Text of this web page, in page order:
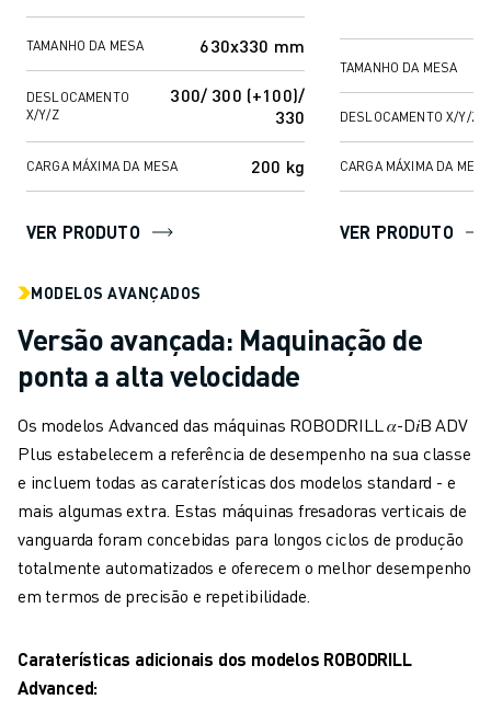
necessidades de i...
TAMANHO DA MESA 630x330 mm
DESLOCAMENTO
X/Y/Z
300/ 300 (+100)/
330
CARGA MÁXIMA DA MESA 200 kg
VER PRODUTO
TAMANHO DA MESA
DESLOCAMENTO X/Y/Z
CARGA MÁXIMA DA MESA
VER PRODUTO
MODELOS AVANÇADOS
Versão avançada: Maquinação de
ponta a alta velocidade
Os modelos Advanced das máquinas ROBODRILL 𝛼-D𝑖B ADV
Plus estabelecem a referência de desempenho na sua classe
e incluem todas as caraterísticas dos modelos standard - e
mais algumas extra. Estas máquinas fresadoras verticais de
vanguarda foram concebidas para longos ciclos de produção
totalmente automatizados e oferecem o melhor desempenho
em termos de precisão e repetibilidade.
Caraterísticas adicionais dos modelos ROBODRILL
Advanced: